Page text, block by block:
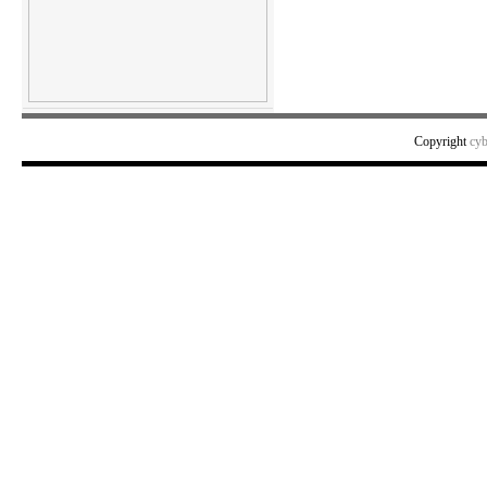
Copyright